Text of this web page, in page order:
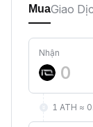
MuaGiao
Nhận
1 ATH ≈